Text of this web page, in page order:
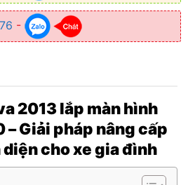
5.0, GPS
Sony AHD gắn ở trước, sau và hai bên
TPMS, camera lùi, camera hành
nói tiếng Việt, tương thích nút bấm vô
-
2013 lắp màn hình
Giải pháp nâng cấp
cho xe gia đình